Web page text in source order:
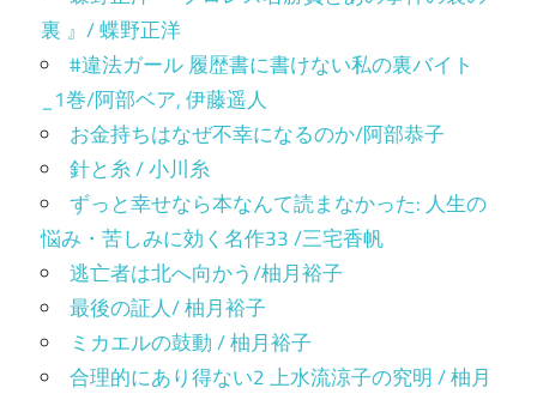
裏 』/ 蝶野正洋
#違法ガール 履歴書に書けない私の裏バイト
_1巻/阿部ベア, 伊藤遥人
お金持ちはなぜ不幸になるのか/阿部恭子
針と糸 / 小川糸
ずっと幸せなら本なんて読まなかった: 人生の
悩み・苦しみに効く名作33 /三宅香帆
逃亡者は北へ向かう/柚月裕子
最後の証人/ 柚月裕子
ミカエルの鼓動 / 柚月裕子
合理的にあり得ない2 上水流涼子の究明 / 柚月